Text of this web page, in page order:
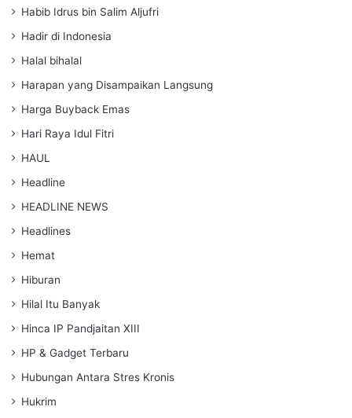
Habib Idrus bin Salim Aljufri
Hadir di Indonesia
Halal bihalal
Harapan yang Disampaikan Langsung
Harga Buyback Emas
Hari Raya Idul Fitri
HAUL
Headline
HEADLINE NEWS
Headlines
Hemat
Hiburan
Hilal Itu Banyak
Hinca IP Pandjaitan XIII
HP & Gadget Terbaru
Hubungan Antara Stres Kronis
Hukrim